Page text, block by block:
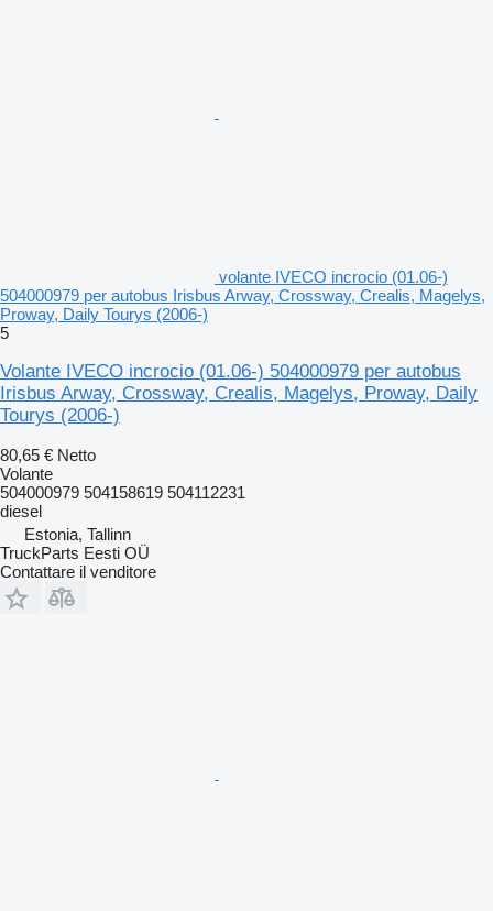
volante IVECO incrocio (01.06-)
504000979 per autobus Irisbus Arway, Crossway, Crealis, Magelys,
Proway, Daily Tourys (2006-)
5
Volante IVECO incrocio (01.06-) 504000979 per autobus
Irisbus Arway, Crossway, Crealis, Magelys, Proway, Daily
Tourys (2006-)
80,65 € Netto
Volante
504000979 504158619 504112231
diesel
Estonia, Tallinn
TruckParts Eesti OÜ
Contattare il venditore